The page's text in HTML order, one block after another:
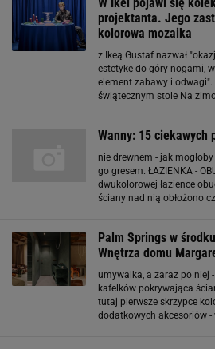
projektanta. Jego
kolorowa mozaika
z Ikeą Gustaf nazwał
estetykę do góry nogami,
element zabawy i
świątecznym stole Na
Wanny: 15 ciekawych
nie drewnem - jak
go gresem. ŁAZIENKA -
dwukolorowej łazience
ściany nad nią obłożono
ŁAZIENKA
Palm Springs w
Wnętrza domu
umywalka, a zaraz po niej
kafelków pokrywająca
tutaj pierwsze skrzypce
dodatkowych akcesoriów -